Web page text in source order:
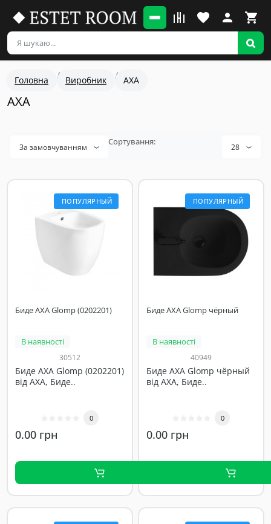
Головна Виробник AXA
AXA
За замовчуванням 28
ПОПУЛЯРНЫЙ
Биде AXA Glomp (0202201)
В наявності
30512
Биде AXA Glomp (0202201)
від AXA, Биде..
0
0.00 грн
ПОПУЛЯРНЫЙ
Биде AXA Glomp чёрный
В наявності
40949
Биде AXA Glomp чёрный
від AXA, Биде..
0
0.00 грн